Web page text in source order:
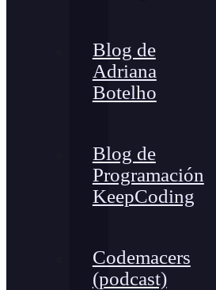
Blog de
Adriana
Botelho
Blog de
Programación
KeepCoding
Codemacers
(podcast)